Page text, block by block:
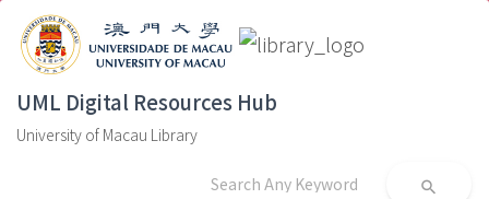
UML Digital Resources Hub
University of Macau Library
search